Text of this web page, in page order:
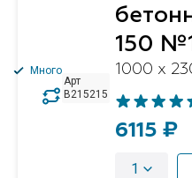
Арт
B215215
Много
150
1000 x
6115 ₽
1